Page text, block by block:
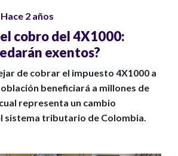
Hace 2 años
cobro del 4X1000:
exentos?
de cobrar el impuesto 4X1000 a
beneficiará a millones de
representa un cambio
sistema tributario de Colombia.